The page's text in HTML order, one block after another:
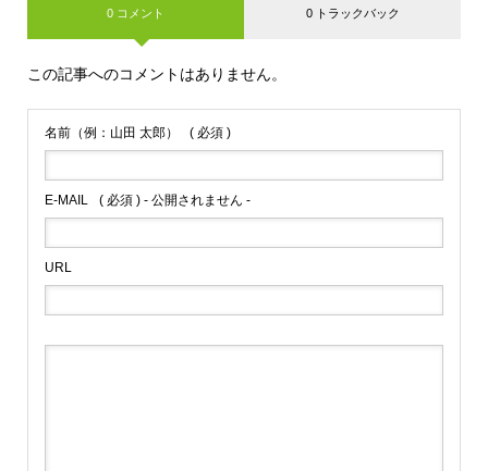
0 コメント 0 トラックバック
この記事へのコメントはありません。
名前（例：山田 太郎） ( 必須 )
E-MAIL ( 必須 ) - 公開されません -
URL